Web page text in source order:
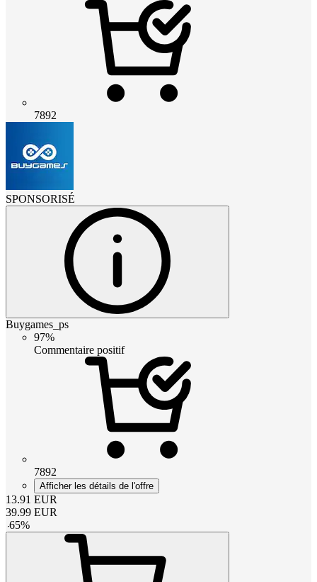
7892
SPONSORISÉ
Buygames_ps
97%
Commentaire positif
7892
Afficher les détails de l'offre
13.91 EUR
39.99 EUR
-65%